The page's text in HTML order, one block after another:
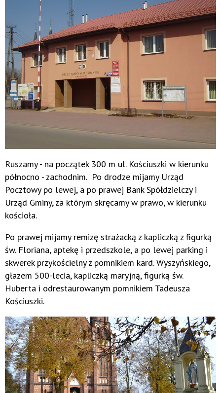
Ruszamy - na początek 300 m ul. Kościuszki w kierunku
północno - zachodnim. Po drodze mijamy Urząd
Pocztowy po lewej, a po prawej Bank Spółdzielczy i
Urząd Gminy, za którym skręcamy w prawo, w kierunku
kościoła.
Po prawej mijamy remizę strażacką z kapliczką z figurką
św. Floriana, aptekę i przedszkole, a po lewej parking i
skwerek przykościelny z pomnikiem kard. Wyszyńskiego,
głazem 500-lecia, kapliczką maryjną, figurką św.
Huberta i odrestaurowanym pomnikiem Tadeusza
Kościuszki.